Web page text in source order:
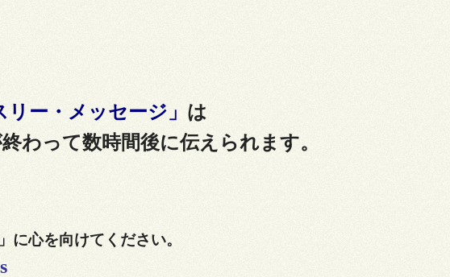
リー・メッセージ」 は
わって数時間後に伝えられます。
に心を向けてください。